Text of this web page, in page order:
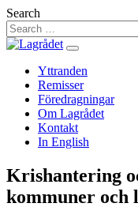
Hoppa
till
innehåll
Search
Yttranden
Remisser
Föredragningar
Om Lagrådet
Kontakt
In English
Krishantering
kommuner och